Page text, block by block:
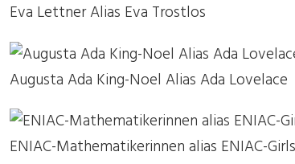
Eva Lettner Alias Eva Trostlos
Augusta Ada King-Noel Alias Ada Lovelace
ENIAC-Mathematikerinnen alias ENIAC-Girls